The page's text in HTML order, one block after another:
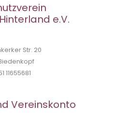
e.V.
Str. 20
11655681
Vereinskonto